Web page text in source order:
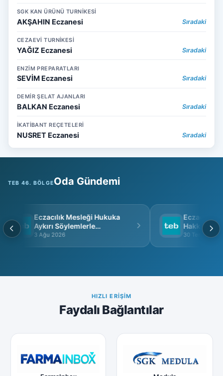
SGK KAN ÜRÜNÜ TURNİKESİ
AKŞAHIN Eczanesi Sıradaki
CEZAEVİ TURNİKESİ
YAĞIZ Eczanesi Sıradaki
ENZİM PREPARATLARI
SEVİM Eczanesi Sıradaki
DEMİR ŞELAT AJANLARI
BALKAN Eczanesi Sıradaki
İKATİBANT REÇETELERİ
NUSRET Eczanesi Sıradaki
TEB 46. BÖLGEOda Gündemi
Eczacılık Mesleği Hukuka
Aykırı Söylemlerle
İtibarsızlaştırılamaz
3 Ağu 2026
Eczacı
Hakkında
30 Tem 2026
HIZLI ERIŞIM
Faydalı Bağlantılar